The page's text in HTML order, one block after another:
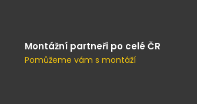
Montážní partneři po celé ČR
Pomůžeme vám s montáží